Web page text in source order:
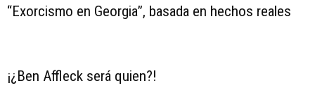
“Exorcismo en Georgia”, basada en hechos reales
¡¿Ben Affleck será quien?!